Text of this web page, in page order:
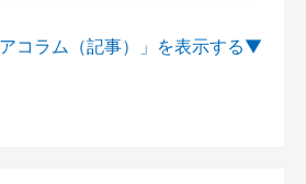
コラム（記事）」を